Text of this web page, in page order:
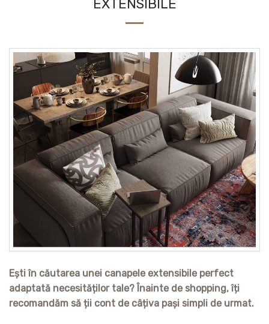
EXTENSIBILE
Ești în căutarea unei canapele extensibile perfect
adaptată necesităților tale? Înainte de shopping, îți
recomandăm să ții cont de câțiva pași simpli de urmat.